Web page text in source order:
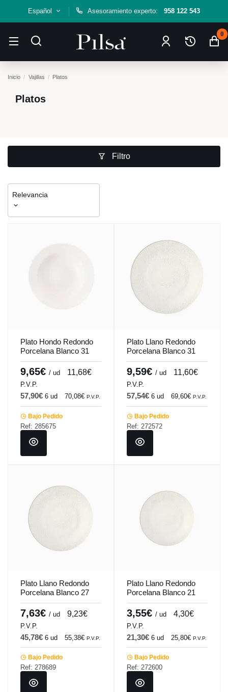
Español Asesoramiento experto: 958 122 543
0
Inicio Vajillas Platos
Platos
Filtro
Relevancia
Plato Hondo Redondo
Porcelana Blanco 31
Cm Soley Porland
9,65€ / ud 11,68€
P.V.P.
57,90€ 6 ud 70,08€ P.V.P.
Bajo Pedido
Ref: 285675
Plato Llano Redondo
Porcelana Blanco 31
Cm Ilussion Porland
9,59€ / ud 11,60€
P.V.P.
57,54€ 6 ud 69,60€ P.V.P.
Bajo Pedido
Ref: 272572
Plato Llano Redondo
Porcelana Blanco 27
Cm Ilussion Porland
7,63€ / ud 9,23€
P.V.P.
45,78€ 6 ud 55,38€ P.V.P.
Bajo Pedido
Ref: 278689
Plato Llano Redondo
Porcelana Blanco 21
Cm Ilussion Porland
3,55€ / ud 4,30€
P.V.P.
21,30€ 6 ud 25,80€ P.V.P.
Bajo Pedido
Ref: 272600